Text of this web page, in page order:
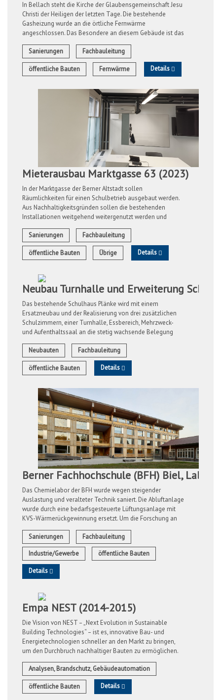
In Bellach steht die Kirche der Glaubensgemeinschaft Jesu
Christi der Heiligen der letzten Tage. Die bestehende
Gasheizung wurde an die örtliche Fernwärme
angeschlossen. Das Besondere an diesem Gebäude ist das
2'500 Liter fassende Taufbecken. Das ...
Sanierungen
Fachbauleitung
öffentliche Bauten Fernwärme Details
Mieterausbau Marktgasse 63 (2023)
In der Marktgasse der Berner Altstadt sollen
Räumlichkeiten für einen Schulbetrieb ausgebaut werden.
Aus Nachhaltigkeitsgründen sollen die bestehenden
Installationen weitgehend weitergenutzt werden und
Sanierungen
Fachbauleitung
öffentliche Bauten Übrige Details
Neubau Turnhalle und Erweiterung
Das bestehende Schulhaus Plänke wird mit einem
Ersatzneubau und der Realisierung von drei zusätzlichen
Schulzimmern, einer Turnhalle, Essbereich, Mehrzweck-
und Aufenthaltssaal an die stetig wachsende Belegung
Neubauten
Fachbauleitung
öffentliche Bauten Details
Berner Fachhochschule (BFH) Biel, Labor
Das Chemielabor der BFH wurde wegen steigender
Auslastung und veralteter Technik saniert. Die Abluftanlage
wurde durch eine bedarfsgesteuerte Lüftungsanlage mit
KVS-Wärmerückgewinnung ersetzt. Um die Forschung an
Sanierungen
Fachbauleitung
Industrie/Gewerbe öffentliche Bauten
Details
Empa NEST (2014-2015)
Die Vision von NEST – „Next Evolution in Sustainable
Building Technologies“ – ist es, innovative Bau- und
Energietechnologien schneller an den Markt zu bringen,
um den Durchbruch nachhaltiger Bauten zu ermöglichen.
Durch seine „plug and ...
Analysen, Brandschutz, Gebäudeautomation
öffentliche Bauten Details